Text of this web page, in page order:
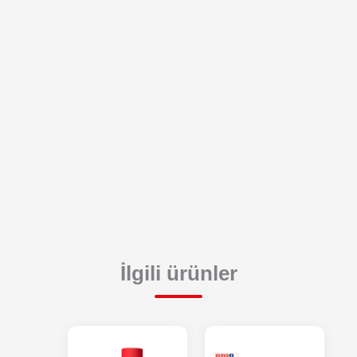
İlgili ürünler